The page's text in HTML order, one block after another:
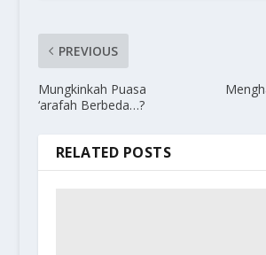
PREVIOUS
Mungkinkah Puasa
‘arafah Berbeda…?
RELATED POSTS